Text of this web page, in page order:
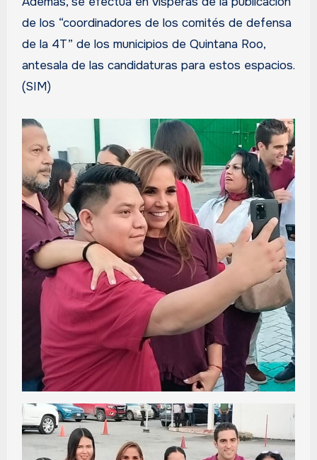
de los “coordinadores de los comités de defensa
de la 4T” de los municipios de Quintana Roo,
antesala de las candidaturas para estos espacios.
(SIM)